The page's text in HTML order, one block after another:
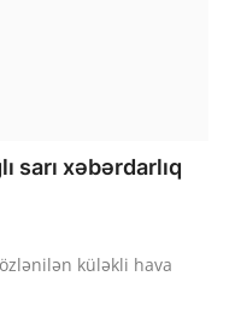
sarı xəbərdarlıq
küləkli hava